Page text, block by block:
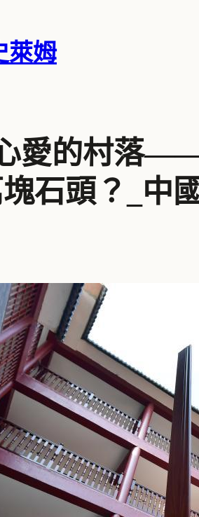
萊姆
愛的村落
石頭？_中